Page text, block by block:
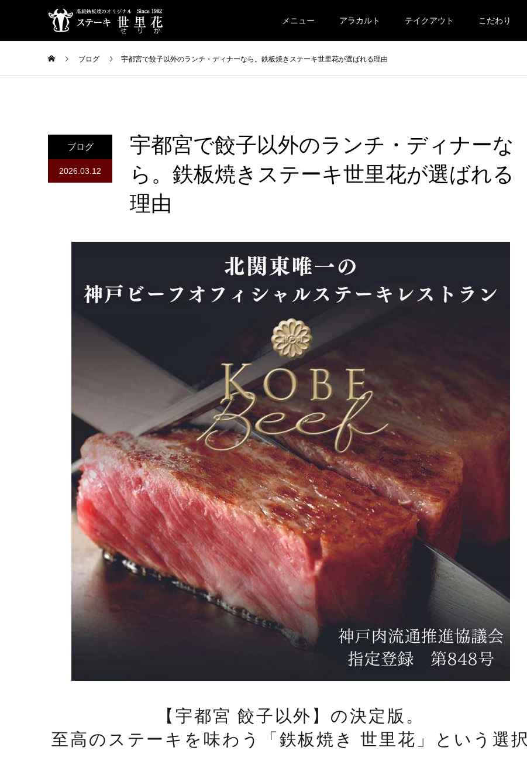
メニュー アラカルト テイクアウト こだわり
ブログ 宇都宮で餃子以外のランチ・ディナーなら。鉄板焼きステーキ世里花が選ばれる理由
ブログ
2026.03.12
宇都宮で餃子以外のランチ・ディナーな
ら。鉄板焼きステーキ世里花が選ばれる
理由
【宇都宮 餃子以外】の決定版。
至高のステーキを味わう「鉄板焼き 世里花」という選択